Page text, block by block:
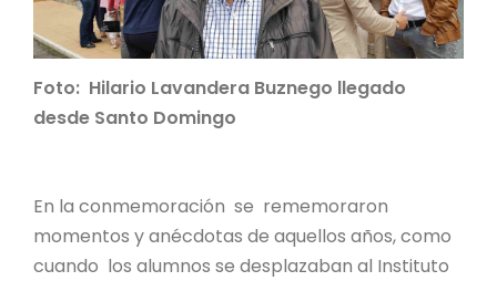
Foto: Hilario Lavandera Buznego llegado
desde Santo Domingo
En la conmemoración se rememoraron
momentos y anécdotas de aquellos años, como
cuando los alumnos se desplazaban al Instituto